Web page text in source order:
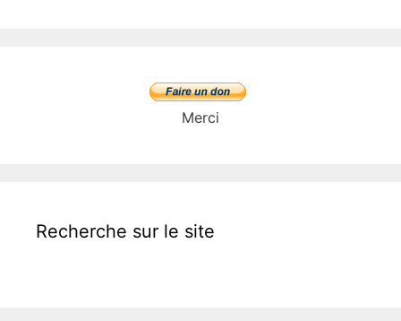
Merci
Recherche sur le site